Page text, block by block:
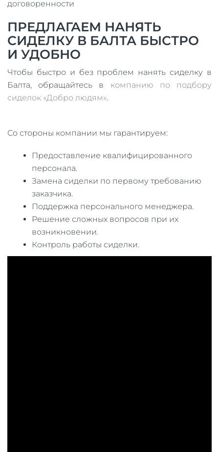
договоренности
ПРЕДЛАГАЕМ НАНЯТЬ
СИДЕЛКУ В БАЛТА БЫСТРО
И УДОБНО
Чтобы быстро и без проблем нанять сиделку в
Балта, обращайтесь в компанию по подбору
сиделок «Добро людям».
Со стороны компании мы гарантируем:
Предоставление квалифицированного
персонала.
Замена сиделки по первому требованию
заказчика.
Поддержка персонального менеджера.
Решение сложных вопросов при их
возникновении.
Контроль работы сиделки.